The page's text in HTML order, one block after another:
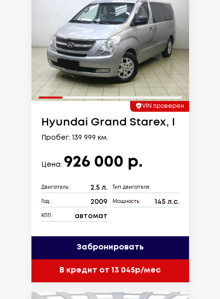
VIN проверен
Hyundai Grand Starex, I
Пробег: 139 999 км.
Цена: 926 000 р.
Двигатель: 2.5 л. Тип двигателя:
Год: 2009 Мощность: 145 л.с.
КПП: автомат
Забронировать
В кредит от 13 045р/мес